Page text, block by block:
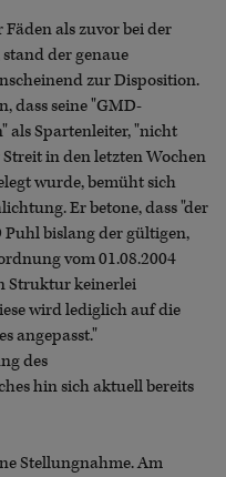
als zuvor bei der
der genaue
zur Disposition.
dass seine "GMD-
als Spartenleiter, "nicht
in den letzten Wochen
wurde, bemüht sich
Er betone, dass "der
bislang der gültigen,
vom 01.08.2004
Struktur keinerlei
wird lediglich auf die
angepasst."
des
hin sich aktuell bereits
Stellungnahme. Am